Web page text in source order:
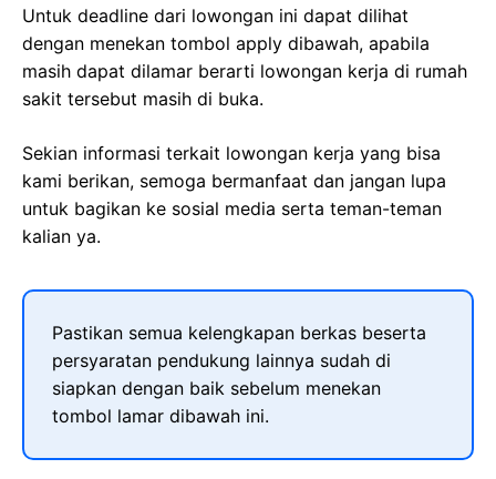
Untuk deadline dari lowongan ini dapat dilihat
dengan menekan tombol apply dibawah, apabila
masih dapat dilamar berarti lowongan kerja di rumah
sakit tersebut masih di buka.
Sekian informasi terkait lowongan kerja yang bisa
kami berikan, semoga bermanfaat dan jangan lupa
untuk bagikan ke sosial media serta teman-teman
kalian ya.
Pastikan semua kelengkapan berkas beserta
persyaratan pendukung lainnya sudah di
siapkan dengan baik sebelum menekan
tombol lamar dibawah ini.